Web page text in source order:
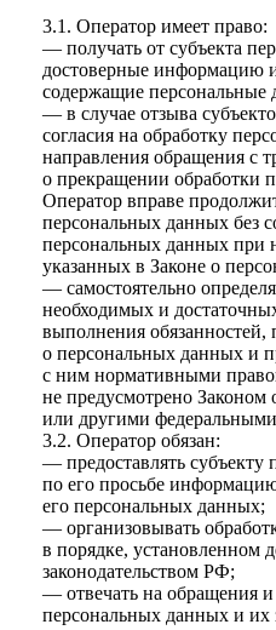
3.1. Оператор имеет право:
— получать от субъекта
достоверные информацию
содержащие персональные
— в случае отзыва
согласия на обработку
направления обращения с
о прекращении обработки
Оператор вправе
персональных данных без
персональных данных при
указанных в Законе о
— самостоятельно
необходимых и
выполнения
о персональных данных и
с ним нормативными
не предусмотрено
или другими
3.2. Оператор обязан:
— предоставлять субъекту
по его просьбе
его персональных данных;
— организовывать
в порядке, установленном
законодательством РФ;
— отвечать на обращения и
персональных данных и их